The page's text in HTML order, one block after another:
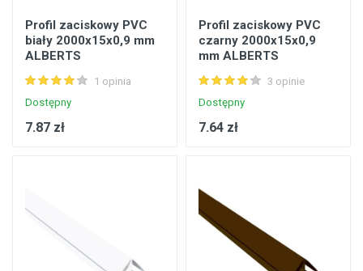
Profil zaciskowy PVC
biały 2000x15x0,9 mm
ALBERTS
1 opinia
Dostępny
7.87 zł
Profil zaciskowy PVC
czarny 2000x15x0,9
mm ALBERTS
3 opinie
Dostępny
7.64 zł